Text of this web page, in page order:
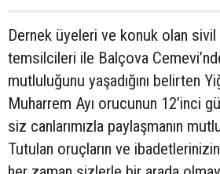
Dernek üyeleri ve konuk olan
temsilcileri ile Balçova
mutluluğunu yaşadığını belirten
Muharrem Ayı orucunun 12’inci
siz canlarımızla paylaşmanın
Tutulan oruçların ve